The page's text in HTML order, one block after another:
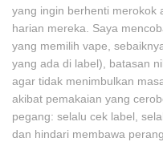
yang ingin berhenti merokok
harian mereka. Saya
yang memilih vape,
yang ada di label), batasan
agar tidak menimbulkan
akibat pemakaian yang
pegang: selalu cek label,
dan hindari membawa